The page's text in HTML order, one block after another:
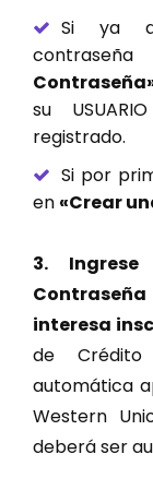
Si ya
su
registrado.
Si por
en «Crear
3.
interesa
de
automática
Western
deberá ser